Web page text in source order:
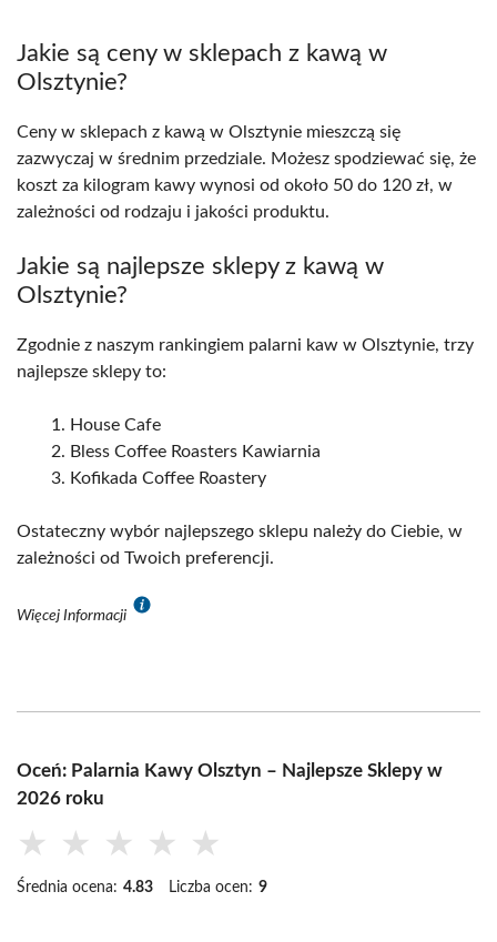
Jakie są ceny w sklepach z kawą w
Olsztynie?
Ceny w sklepach z kawą w Olsztynie mieszczą się
zazwyczaj w średnim przedziale. Możesz spodziewać się, że
koszt za kilogram kawy wynosi od około 50 do 120 zł, w
zależności od rodzaju i jakości produktu.
Jakie są najlepsze sklepy z kawą w
Olsztynie?
Zgodnie z naszym rankingiem palarni kaw w Olsztynie, trzy
najlepsze sklepy to:
House Cafe
Bless Coffee Roasters Kawiarnia
Kofikada Coffee Roastery
Ostateczny wybór najlepszego sklepu należy do Ciebie, w
zależności od Twoich preferencji.
Więcej Informacji
Oceń: Palarnia Kawy Olsztyn – Najlepsze Sklepy w
2026 roku
★ ★ ★ ★ ★
Średnia ocena: 4.83 Liczba ocen: 9